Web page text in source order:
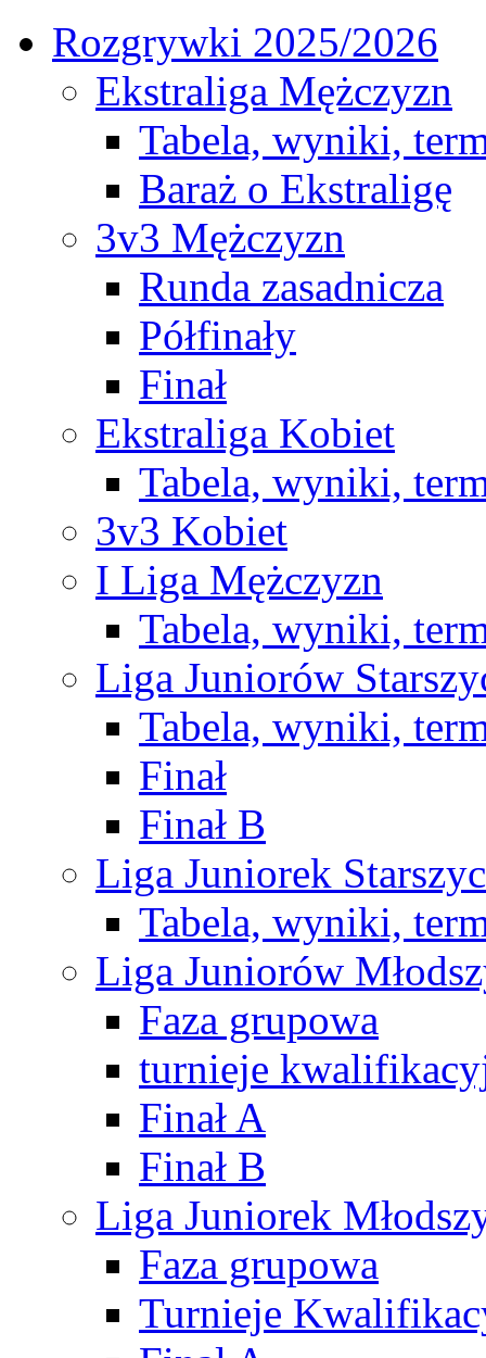
Rozgrywki 2025/2026
Ekstraliga Mężczyzn
Tabela, wyniki,
Baraż o Ekstraligę
3v3 Mężczyzn
Runda zasadnicza
Półfinały
Finał
Ekstraliga Kobiet
Tabela, wyniki,
3v3 Kobiet
I Liga Mężczyzn
Tabela, wyniki,
Liga Juniorów
Tabela, wyniki,
Finał
Finał B
Liga Juniorek
Tabela, wyniki,
Liga Juniorów
Faza grupowa
turnieje
Finał A
Finał B
Liga Juniorek
Faza grupowa
Turnieje